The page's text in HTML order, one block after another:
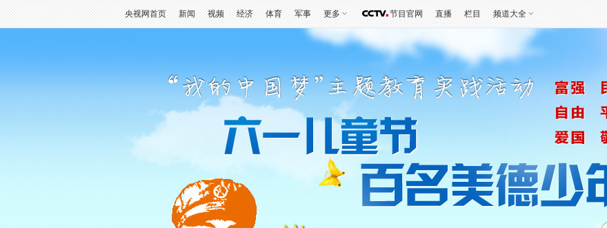
央视网首页 新闻 视频 经济 体育 军事 更多 节目官网 直播 栏目 频道大全